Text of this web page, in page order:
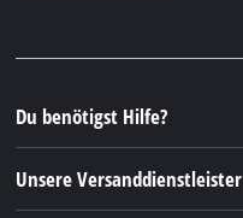
FAQs
Rücksendungen / Widerruf
Verpackungsrichtlinien
Instagram
TikTok
Pinterest
Du benötigst Hilfe?
Unsere Versanddienstleister